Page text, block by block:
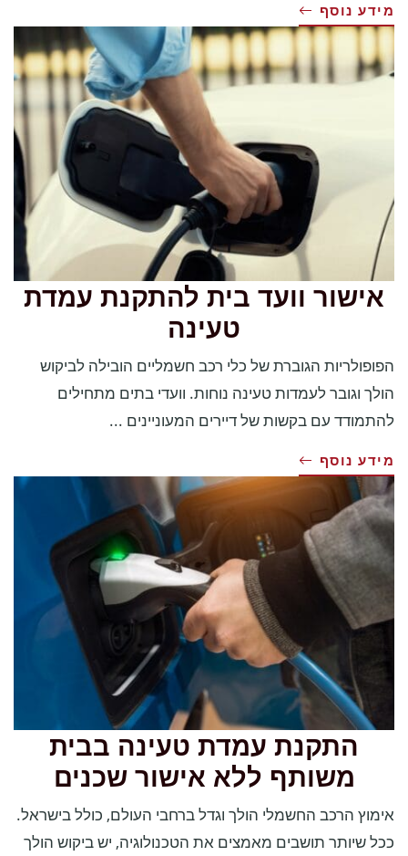
מידע נוסף
אישור וועד בית להתקנת עמדת
טעינה
הפופולריות הגוברת של כלי רכב חשמליים הובילה לביקוש
הולך וגובר לעמדות טעינה נוחות. וועדי בתים מתחילים
להתמודד עם בקשות של דיירים המעוניינים ...
מידע נוסף
התקנת עמדת טעינה בבית
משותף ללא אישור שכנים
אימוץ הרכב החשמלי הולך וגדל ברחבי העולם, כולל בישראל.
ככל שיותר תושבים מאמצים את הטכנולוגיה, יש ביקוש הולך